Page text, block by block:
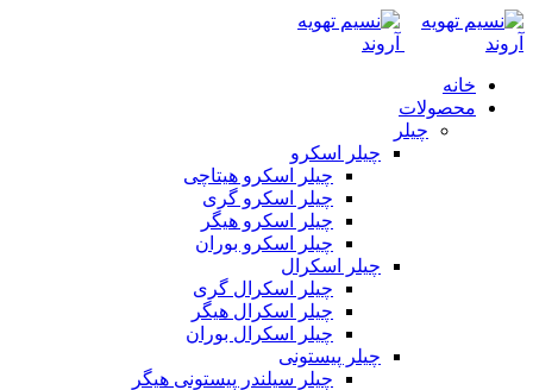
خانه
محصولات
چیلر
چیلر اسکرو
چیلر اسکرو هیتاچی
چیلر اسکرو گری
چیلر اسکرو هیگر
چیلر اسکرو بوران
چیلر اسکرال
چیلر اسکرال گری
چیلر اسکرال هیگر
چیلر اسکرال بوران
چیلر پیستونی
چیلر سیلندر پیستونی هیگر